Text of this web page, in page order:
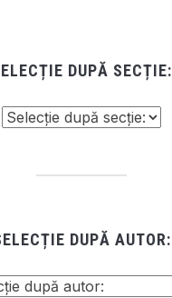
DUPĂ SECȚIE:
DUPĂ AUTOR: